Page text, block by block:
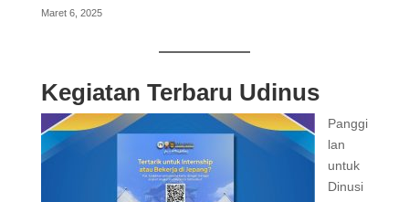
Maret 6, 2025
Kegiatan Terbaru Udinus
Panggi
lan
untuk
Dinusi